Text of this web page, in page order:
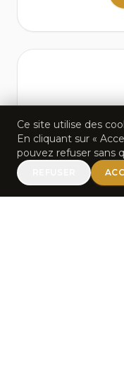
Prix
Récompense
Urbaine (Rap,
Ce site utilise des
En cliquant sur «
pouvez refuser sans